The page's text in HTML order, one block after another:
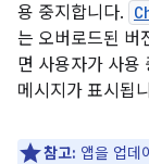
용 중지합니다.
는 오버로드된 버
면 사용자가 사용
메시지가 표시됩
참고: 앱을 업데